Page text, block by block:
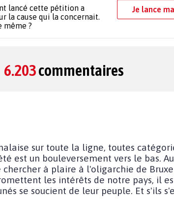
lancé cette pétition a
la cause qui la concernait.
même ?
Je lance
6.203commentaires
sur toute la ligne, toutes
est un bouleversement vers le bas.
à plaire à l'oligarchie de
les intérêts de notre pays, il
se soucient de leur peuple. Et s'ils